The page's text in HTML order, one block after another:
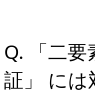
Q. 「二
証」 には